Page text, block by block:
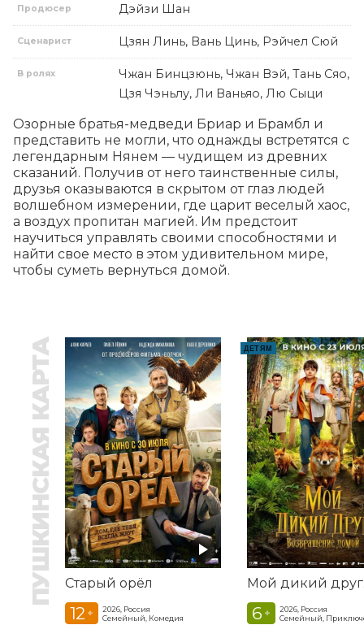
Продюсер Дэйзи Шан
Сценарист Цзян Линь, Вань Цинь, Рэйчел Сюй
В ролях
Чжан Бинцзюнь, Чжан Вэй, Тань Сяо,
Цзя Чэньлу, Ли Ваньяо, Лю Сыци
Озорные братья-медведи Бриар и Брамбл и
представить не могли, что однажды встретятся с
легендарным Нянем — чудищем из древних
сказаний. Получив от него таинственные силы,
друзья оказываются в скрытом от глаз людей
волшебном измерении, где царит веселый хаос,
а воздух пропитан магией. Им предстоит
научиться управлять своими способностями и
найти свое место в этом удивительном мире,
чтобы суметь вернуться домой.
ПУШКИНСКАЯ КАРТА Старый орёл
12 +
2026, Россия
Семейный, Комедия
ДЕТЯМ
6 +
2026, Россия
Семейный,